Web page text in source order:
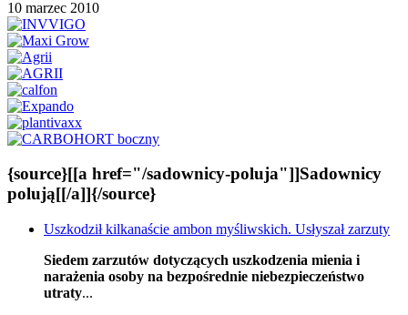
10 marzec 2010
{source}[[a href="/sadownicy-poluja"]]Sadownicy
polują[[/a]]{/source}
Uszkodził kilkanaście ambon myśliwskich. Usłyszał zarzuty
Siedem zarzutów dotyczących uszkodzenia mienia i
narażenia osoby na bezpośrednie niebezpieczeństwo
utraty...